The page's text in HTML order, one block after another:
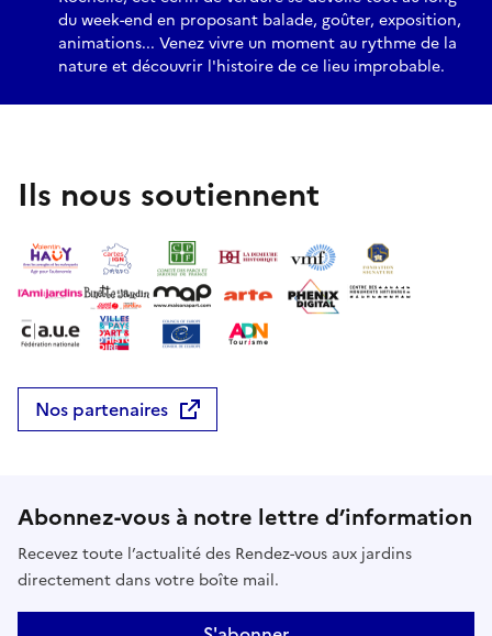
du week-end en proposant balade, goûter, exposition,
animations... Venez vivre un moment au rythme de la
nature et découvrir l'histoire de ce lieu improbable.
Ils nous soutiennent
Nos partenaires
Abonnez-vous à notre lettre d’information
Recevez toute l’actualité des Rendez-vous aux jardins
directement dans votre boîte mail.